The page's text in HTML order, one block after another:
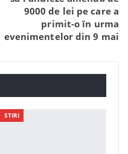
9000 de lei pe care a
primit-o în urma
evenimentelor din 9 mai
STIRI